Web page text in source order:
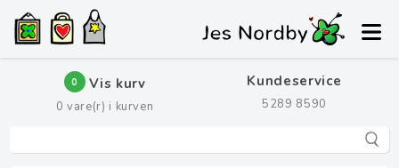
0 Vis kurv
0 vare(r) i kurven
Kundeservice
5289 8590